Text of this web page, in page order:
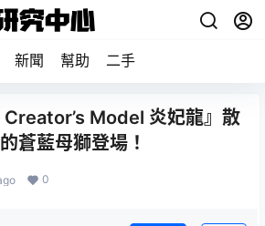
新聞 幫助 二手
Creator’s Model 炎妃龍』散
蒼藍母獅登場！
0